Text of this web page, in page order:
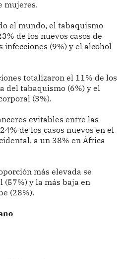
mujeres.
el mundo, el tabaquismo
de los nuevos casos de
infecciones (9%) y el alcohol
totalizaron el 11% de los
del tabaquismo (6%) y el
(3%).
evitables entre las
de los casos nuevos en el
a un 38% en África
más elevada se
y la más baja en
(28%).